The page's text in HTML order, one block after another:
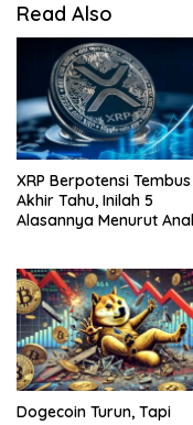
Read Also
XRP Berpotensi
Akhir Tahu, Inilah 5
Alasannya Menurut
Dogecoin Turun, Tapi